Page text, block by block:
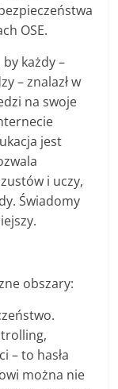
OSE.
każdy –
– znalazł w
na swoje
jest
i uczy,
Świadomy
obszary:
– to hasła
można nie